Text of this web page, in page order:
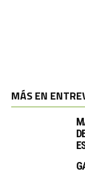
MÁS EN